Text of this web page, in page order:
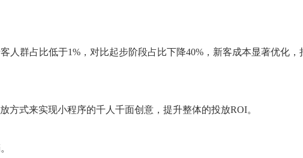
人群占比低于1%，对比起步阶段占比下降40%，新客成本显著优化，
方式来实现小程序的千人千面创意，提升整体的投放ROI。